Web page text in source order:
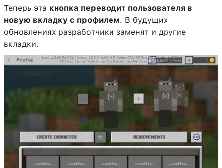
Теперь эта кнопка переводит пользователя в
новую вкладку с профилем. В будущих
обновлениях разработчики заменят и другие
вкладки.